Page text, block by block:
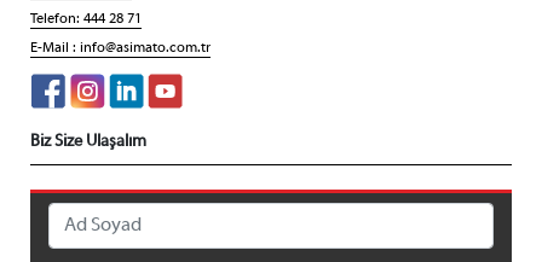
Telefon: 444 28 71
E-Mail : info@asimato.com.tr
Biz Size Ulaşalım